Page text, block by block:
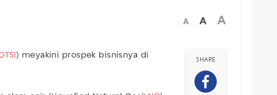
A A A
) meyakini prospek bisnisnya di
SHARE